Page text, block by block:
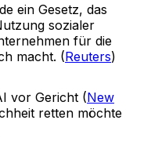
ein Gesetz, das
sozialer
für die
macht. (Reuters)
vor Gericht (New
retten möchte